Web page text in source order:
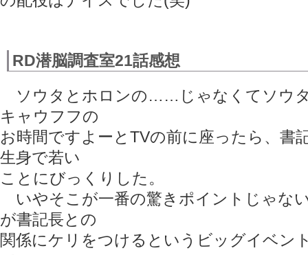
RD潜脳調査室21話感想
ソウタとホロンの……じゃなくてソウ
キャウフフの
お時間ですよーとTVの前に座ったら、書
生身で若い
ことにびっくりした。
いやそこが一番の驚きポイントじゃな
が書記長との
関係にケリをつけるというビッグイベン